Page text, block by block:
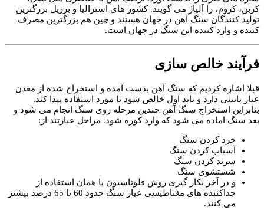
کربن، کروم، را آلیاژ می گویند. کشور های استرالیا و برزیل بزرگترین
تولید کنندگان سنگ آهن در جهان هستند و چین هم بزرگترین مصرف
کننده و وارد کننده این سنگ در جهان است.
فرآیند خالص سازی
قبلا اشاره کردیم که سنگ آهن بدست آمده و استخراج شده از معدن
عیار پایینی دارد و باید اول خالص شود تا مورد استفاده پیدا کند.
بنابراین استخراج سنگ آهن چندین مرحله روی سنگ انجام می شود و
بعد سنگ اماده می شود که وارد کوره شود. مراحل عبارتند از:
خرد کردن سنگ
آسیاب کردن سنگ
سرند کردن سنگ
شستشوی سنگ
و در آخر بکار گیری روش فلوتاسیون یا همان استفاده از
جداکننده های مغناطیسی عیار سنگ حدود 60 تا 65 درصد بیشتر
می کنند.